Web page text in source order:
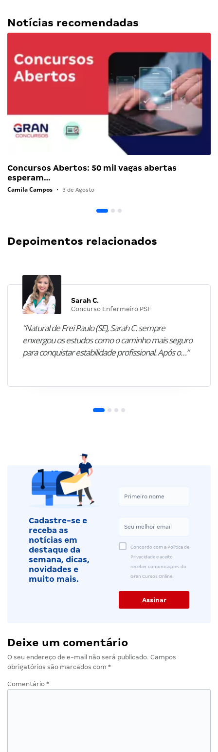
Notícias recomendadas
Concursos Abertos: 50 mil vagas abertas
esperam…
Camila Campos • 3 de Agosto
Depoimentos relacionados
Sarah C.
Concurso Enfermeiro PSF
“Natural de Frei Paulo (SE), Sarah C. sempre
enxergou os estudos como o caminho mais seguro
para conquistar estabilidade profissional. Após o…”
Cadastre-se e
receba as
notícias em
destaque da
semana, dicas,
novidades e
muito mais.
Concordo com a Política de
Privacidade e aceito
receber comunicações do
Gran Cursos Online.
Deixe um comentário
O seu endereço de e-mail não será publicado. Campos
obrigatórios são marcados com *
Comentário *